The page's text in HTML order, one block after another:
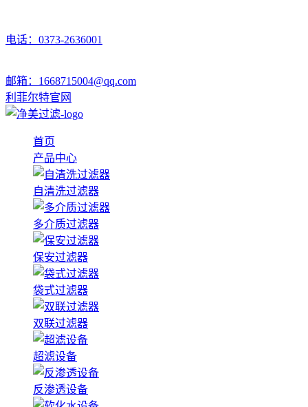
电话：0373-2636001
邮箱：1668715004@qq.com
利菲尔特官网
首页
产品中心
自清洗过滤器
多介质过滤器
保安过滤器
袋式过滤器
双联过滤器
超滤设备
反渗透设备